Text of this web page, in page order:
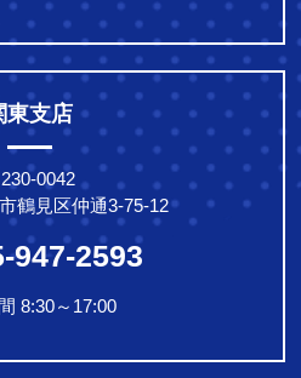
東支店
0042
鶴見区仲通3-75-12
947-2593
8:30～17:00